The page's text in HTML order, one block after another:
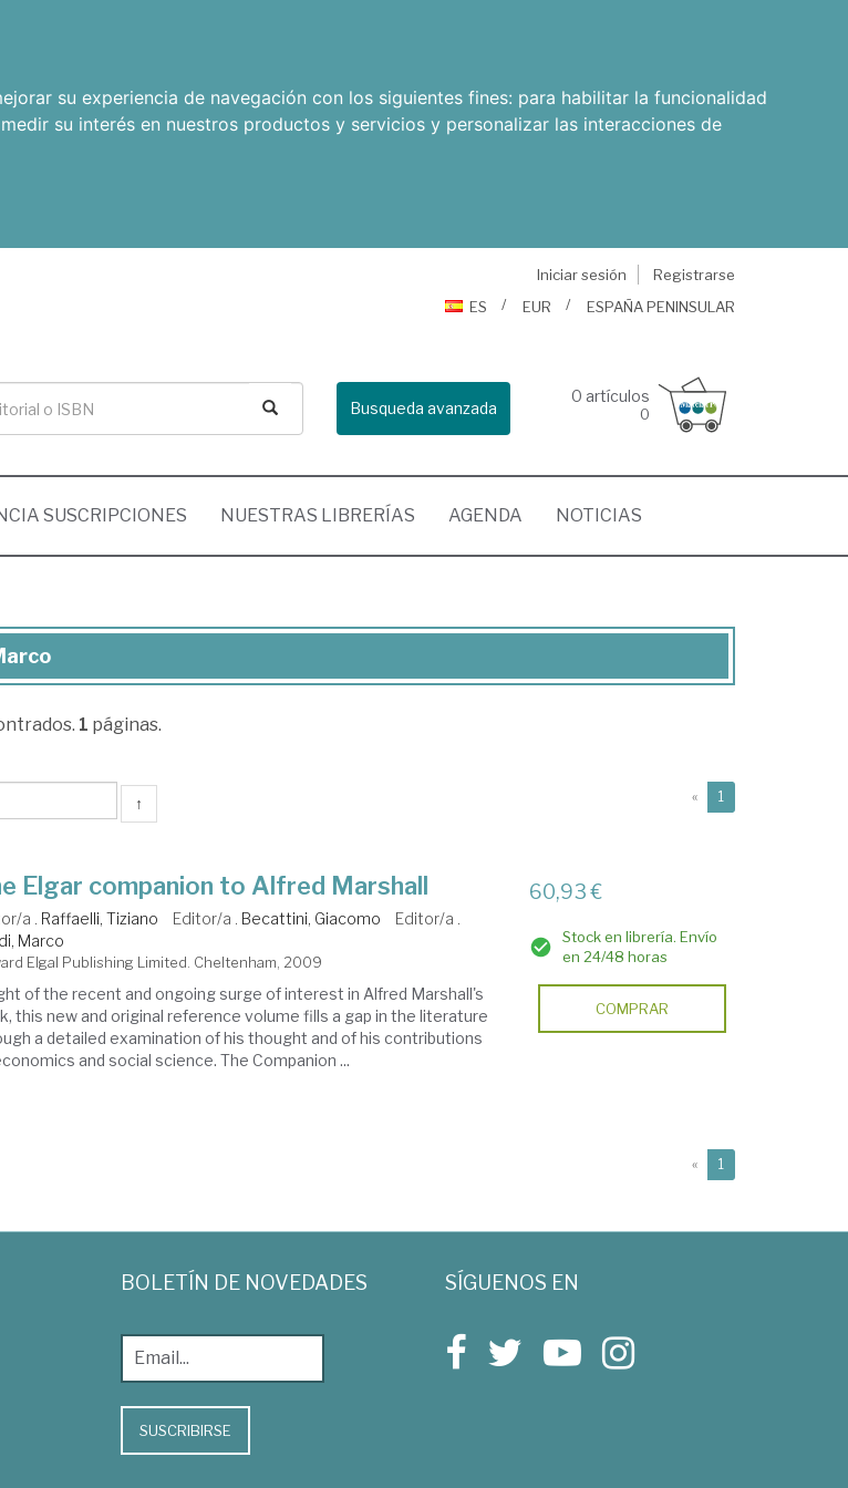
su experiencia de navegación con los siguientes fines: para habilitar la funcionalidad
medir su interés en nuestros productos y servicios y personalizar las interacciones de
Iniciar sesión
Registrarse
ES
EUR ESPAÑA PENINSULAR
Busqueda avanzada
0 artículos
0
SUSCRIPCIONES NUESTRAS LIBRERÍAS AGENDA NOTICIAS
1 páginas.
↑ « 1
Elgar companion to Alfred Marshall
a . Raffaelli, Tiziano Editor/a . Becattini, Giacomo
Editor/a .
Marco
Elgal Publishing Limited. Cheltenham, 2009
of the recent and ongoing surge of interest in Alfred Marshall's
this new and original reference volume fills a gap in the literature
a detailed examination of his thought and of his contributions
and social science. The Companion ...
60,93 €
Stock en librería. Envío
en 24/48 horas
COMPRAR
« 1
BOLETÍN DE NOVEDADES
SUSCRIBIRSE
SÍGUENOS EN